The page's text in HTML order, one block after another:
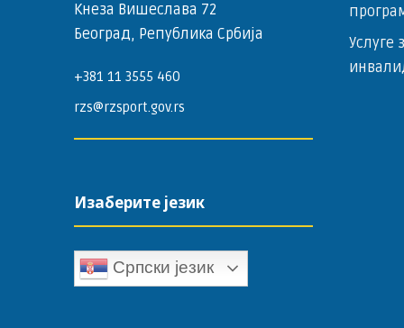
Кнеза Вишеслава 72
Београд, Република Србија
+381 11 3555 460
rzs@rzsport.gov.rs
Изаберите језик
Српски језик
Услуге